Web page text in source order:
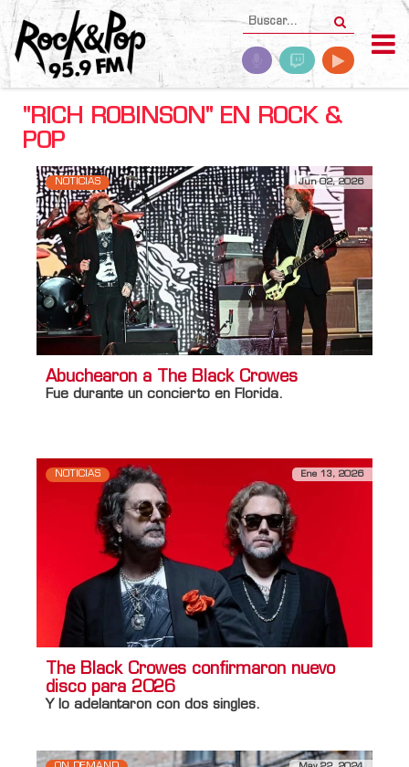
"RICH ROBINSON" EN ROCK &
POP
NOTICIAS Jun 02, 2026
Abuchearon a The Black Crowes
Fue durante un concierto en Florida.
NOTICIAS Ene 13, 2026
The Black Crowes confirmaron nuevo
disco para 2026
Y lo adelantaron con dos singles.